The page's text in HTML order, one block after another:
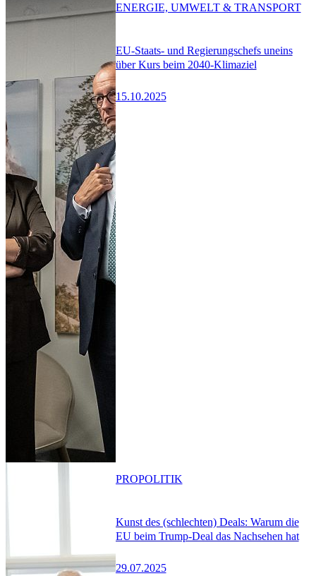
EU-Staats- und Regierungschefs uneins
über Kurs beim 2040-Klimaziel
15.10.2025
ENERGIE, UMWELT & TRANSPORT
Kunst des (schlechten) Deals: Warum die
EU beim Trump-Deal das Nachsehen hat
29.07.2025
PROPOLITIK